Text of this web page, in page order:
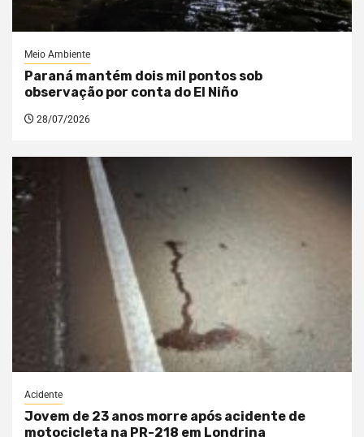
Meio Ambiente
Paraná mantém dois mil pontos sob
observação por conta do El Niño
28/07/2026
Acidente
Jovem de 23 anos morre após acidente de
motocicleta na PR-218 em Londrina